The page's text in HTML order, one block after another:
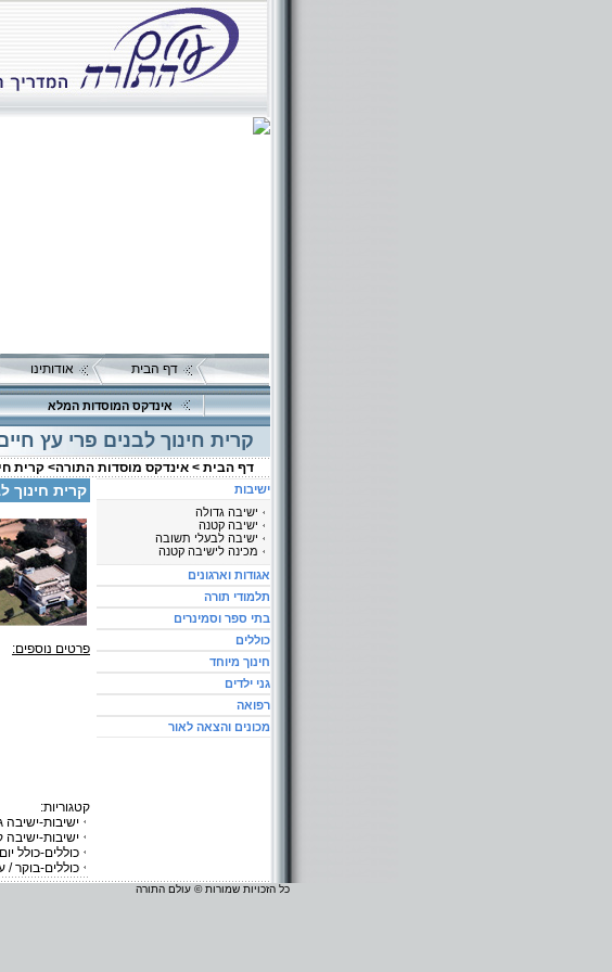
דף הבית אודותינו
אינדקס המוסדות המלא
קרית חינוך לבנים פרי עץ
דף הבית > אינדקס מוסדות התורה> קרית
קרית חינוך
פרטים נוספים:
קטגוריות:
ישיבות-ישיבה
ישיבות-
כוללים-כולל
כוללים-בוקר /
ישיבות
ישיבה גדולה
ישיבה קטנה
ישיבה לבעלי תשובה
מכינה לישיבה קטנה
אגודות וארגונים
תלמודי תורה
בתי ספר וסמינרים
כוללים
חינוך מיוחד
גני ילדים
רפואה
מכונים והצאה לאור
כל הזכויות שמורות © עולם התורה